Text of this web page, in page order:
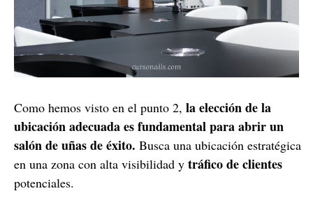
Como hemos visto en el punto 2, la elección de la
ubicación adecuada es fundamental para abrir un
salón de uñas de éxito. Busca una ubicación estratégica
en una zona con alta visibilidad y tráfico de clientes
potenciales.